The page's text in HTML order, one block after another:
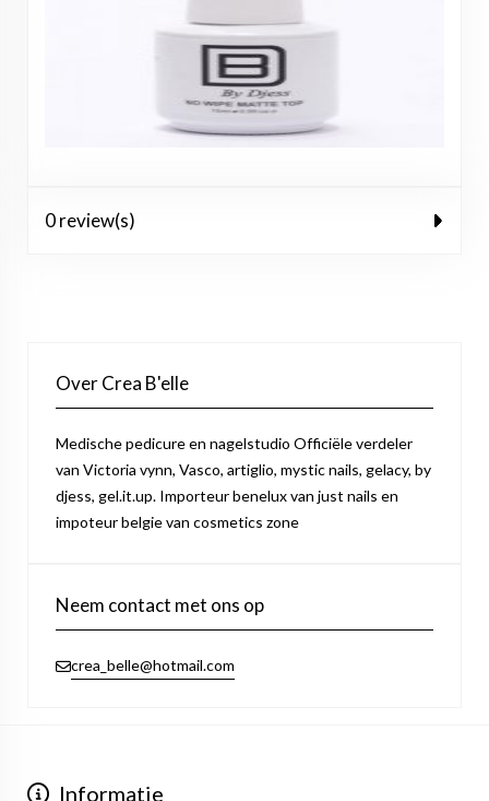
0 review(s)
Over Crea B'elle
Medische pedicure en nagelstudio Officiële verdeler
van Victoria vynn, Vasco, artiglio, mystic nails, gelacy, by
djess, gel.it.up. Importeur benelux van just nails en
impoteur belgie van cosmetics zone
Neem contact met ons op
crea_belle@hotmail.com
Informatie